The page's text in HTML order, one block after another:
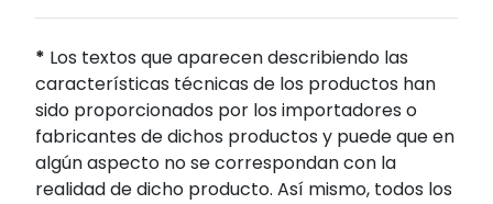
* Los textos que aparecen describiendo las
características técnicas de los productos han
sido proporcionados por los importadores o
fabricantes de dichos productos y puede que en
algún aspecto no se correspondan con la
realidad de dicho producto. Así mismo, todos los